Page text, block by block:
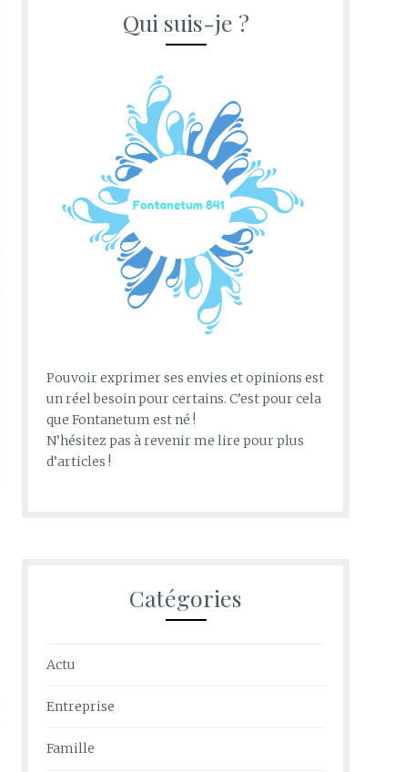
Qui suis-je ?
Pouvoir exprimer ses envies et opinions est
un réel besoin pour certains. C’est pour cela
que Fontanetum est né !
N’hésitez pas à revenir me lire pour plus
d’articles !
Catégories
Actu
Entreprise
Famille